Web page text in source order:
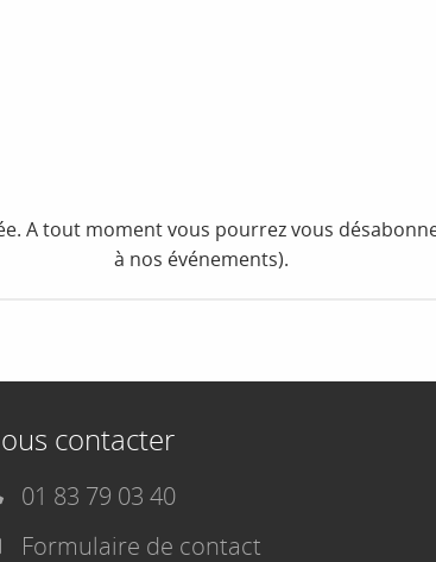
A tout moment vous pourrez vous
à nos événements).
contacter
01 83 79 03 40
Formulaire de contact